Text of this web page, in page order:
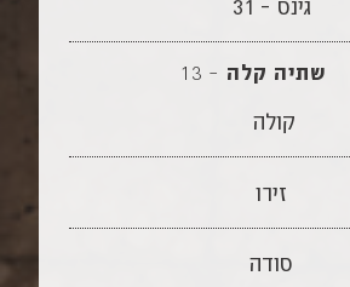
שתיה קלה –
13
קולה
זירו
סודה